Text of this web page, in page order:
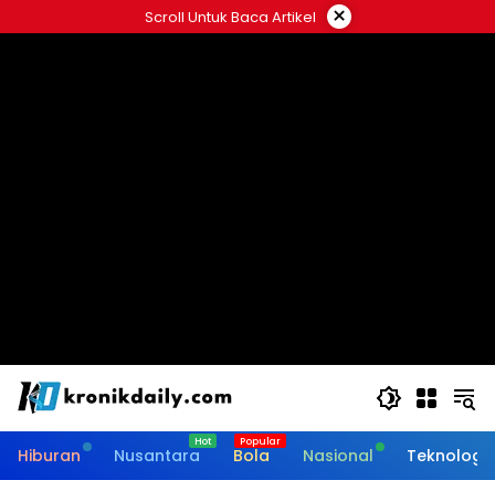
ke
Scroll Untuk Baca Artikel ×
Hiburan Nusantara Bola Nasional Teknologi